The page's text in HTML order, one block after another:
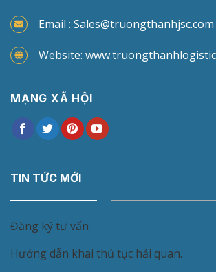
Email : Sales@truongthanhjsc.com
Website:
MẠNG XÃ HỘI
TIN TỨC MỚI
Đăng ký tư vấn
Hướng dẫn khai thủ tục hải quan.